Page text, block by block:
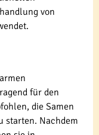
von
für den
die Samen
starten. Nachdem